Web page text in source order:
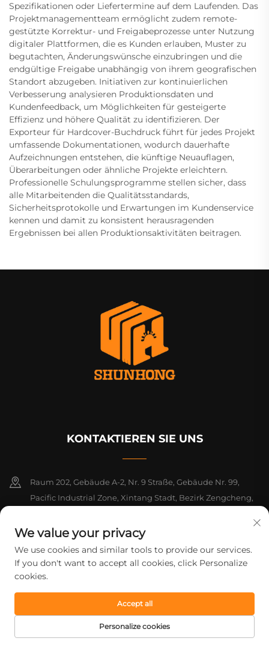
Spezifikationen oder Liefertermine auf dem Laufenden. Das
Projektmanagementteam ermöglicht zudem remote-
gestützte Korrektur- und Freigabeprozesse unter Nutzung
digitaler Plattformen, die es Kunden erlauben, Muster zu
begutachten, Änderungswünsche einzubringen und die
endgültige Freigabe unabhängig von ihrem geografischen
Standort abzugeben. Initiativen zur kontinuierlichen
Verbesserung analysieren Produktionsdaten und
Kundenfeedback, um Möglichkeiten für gesteigerte
Effizienz und höhere Qualität zu identifizieren. Der
Exporteur für Hardcover-Buchdruck führt für jedes Projekt
umfassende Dokumentationen, wodurch dauerhafte
Aufzeichnungen entstehen, die künftige Neuauflagen,
Überarbeitungen oder ähnliche Projekte erleichtern.
Professionelle Schulungsprogramme stellen sicher, dass
alle Mitarbeitenden die Qualitätsstandards,
Sicherheitsprotokolle und Erwartungen im Kundenservice
kennen und damit zu konsistent herausragenden
Ergebnissen bei allen Produktionsaktivitäten beitragen.
KONTAKTIEREN SIE UNS
Raum 202, Gebäude A-2, Nr. 9 Straße, Gebäude Nr. 99,
Pacific Industrial Zone, Xintang Stadt, Bezirk Zengcheng,
+86-18925142858
[email protected]
Urheberrecht © 2026 Guangzhou Shunhong Printing Co., Ltd. Alle
Rechte vorbehalten. Datenschutzrichtlinie
We value your privacy
We use cookies and similar tools to provide our services.
If you don't want to accept all cookies, click Personalize
cookies.
Personalize cookies
Accept all